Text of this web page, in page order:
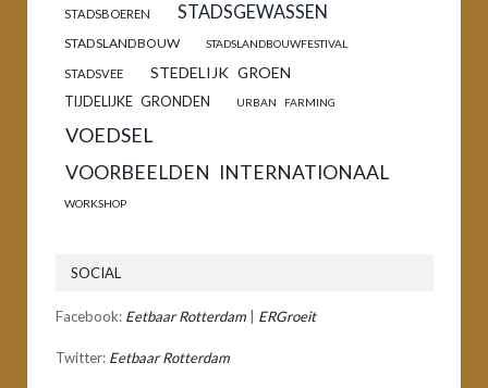
STADSBOEREN STADSGEWASSEN
STADSLANDBOUW STADSLANDBOUWFESTIVAL
STADSVEE STEDELIJK GROEN
TIJDELIJKE GRONDEN URBAN FARMING
VOEDSEL
VOORBEELDEN INTERNATIONAAL
WORKSHOP
SOCIAL
Facebook: Eetbaar Rotterdam ERGroeit
Twitter: Eetbaar Rotterdam